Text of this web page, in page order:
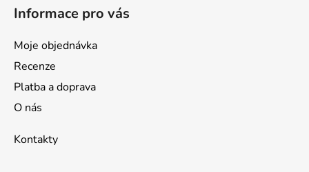
Informace pro vás
Moje objednávka
Recenze
Platba a doprava
O nás
Kontakty